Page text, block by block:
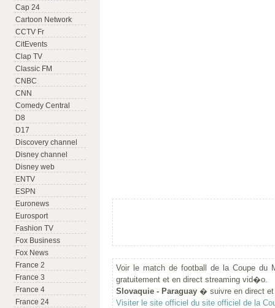
Cap 24
Cartoon Network
CCTV Fr
CitEvents
Clap TV
Classic FM
CNBC
CNN
Comedy Central
D8
D17
Discovery channel
Disney channel
Disney web
ENTV
ESPN
Euronews
Eurosport
Fashion TV
Fox Business
Fox News
France 2
France 3
France 4
France 24
Voir le match de football de la Coupe du
gratuitement et en direct streaming vid�o.
Slovaquie - Paraguay � suivre en direct et
Visiter le site officiel du site officiel de la